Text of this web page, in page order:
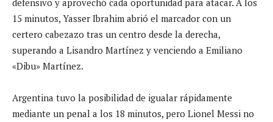
15 minutos, Yasser Ibrahim abrió el marcador con un
certero cabezazo tras un centro desde la derecha,
superando a Lisandro Martínez y venciendo a Emiliano
«Dibu» Martínez.
Argentina tuvo la posibilidad de igualar rápidamente
mediante un penal a los 18 minutos, pero Lionel Messi no